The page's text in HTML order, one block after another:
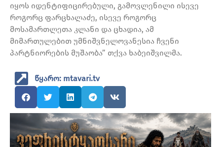
იყოს იდენტიფიცირებული, გამოვლენილი ისევე
როგორც ფარცხალაძე, ისევე როგორც
მოსამართლეთა კლანი და ცხადია, ამ
მიმართულებით უმნიშვნელოვანესია ჩვენი
პარტნიორების მუშაობა” თქვა ხაბეიშვილმა.
წყარო: mtavari.tv